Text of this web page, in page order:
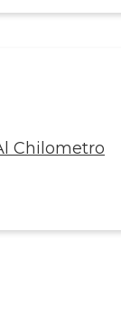
Chilometro